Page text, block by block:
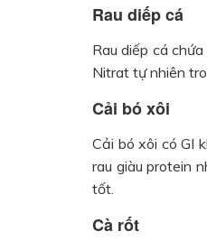
Rau diếp cá
Rau diếp cá
Nitrat tự nhiên
Cải bó xôi
Cải bó xôi có GI
rau giàu protein
tốt.
Cà rốt